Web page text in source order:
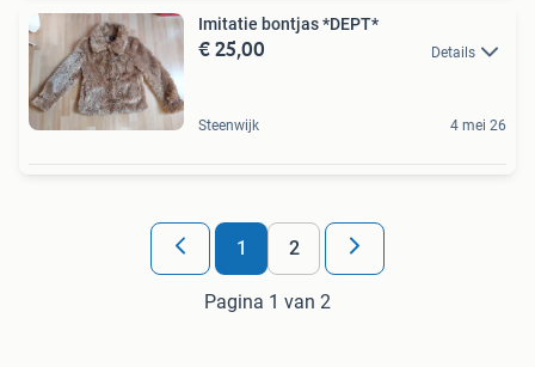
Imitatie bontjas *DEPT*
€ 25,00 Details
Steenwijk 4 mei 26
1 2
Pagina 1 van 2